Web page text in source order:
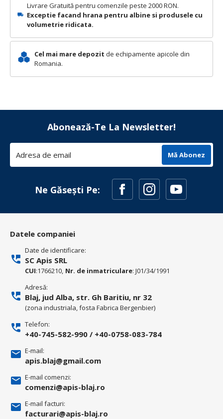
Livrare Gratuită pentru comenzile peste 2000 RON.
Exceptie facand hrana pentru albine si produsele cu
volumetrie ridicata.
Cel mai mare depozit de echipamente apicole din
Romania.
Abonează-Te La Newsletter!
Mă Abonez
Ne Găsești Pe:
Datele companiei
Date de identificare:
SC Apis SRL
CUI:1766210, Nr. de inmatriculare: J01/34/1991
Adresă:
Blaj, jud Alba, str. Gh Baritiu, nr 32
(zona industriala, fosta Fabrica Bergenbier)
Telefon:
+40-745-582-990 / +40-0758-083-784
E-mail:
apis.blaj@gmail.com
E-mail comenzi:
comenzi@apis-blaj.ro
E-mail facturi:
facturari@apis-blaj.ro